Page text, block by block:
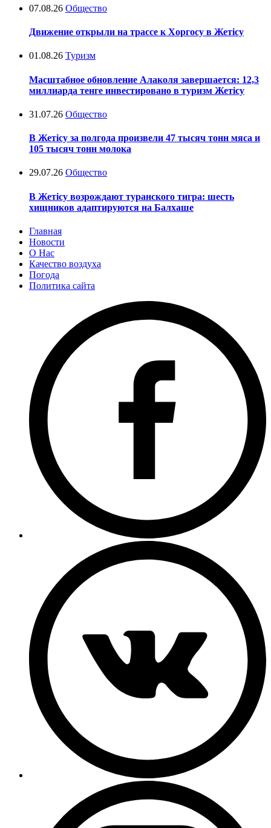
07.08.26 Общество
Движение открыли на трассе к Хоргосу в Жетісу
01.08.26 Туризм
Масштабное обновление Алаколя завершается: 12,3
миллиарда тенге инвестировано в туризм Жетісу
31.07.26 Общество
В Жетісу за полгода произвели 47 тысяч тонн мяса и
105 тысяч тонн молока
29.07.26 Общество
В Жетісу возрождают туранского тигра: шесть
хищников адаптируются на Балхаше
Главная
Новости
О Нас
Качество воздуха
Погода
Политика сайта